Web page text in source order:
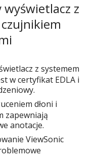
wyświetlacz z
z systemem
w certyfikat EDLA i
dłoni i
zapewniają
anotacje.
ViewSonic